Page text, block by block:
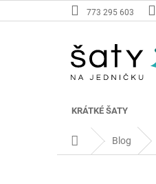
na
773 295 603
KRÁTKÉ ŠATY
Domů Blog